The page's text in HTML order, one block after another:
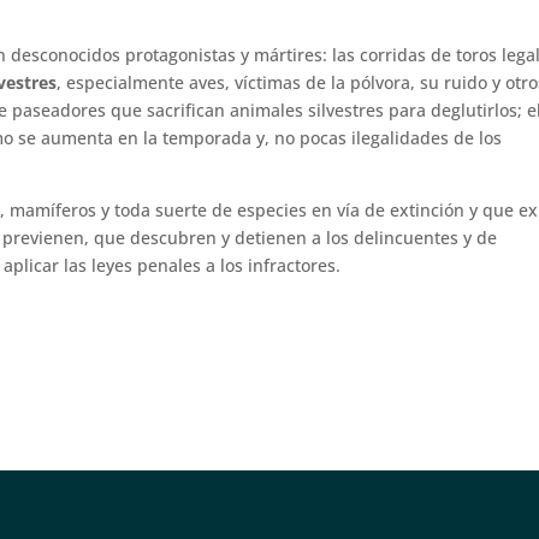
desconocidos protagonistas y mártires: las corridas de toros
, especialmente aves, víctimas de la pólvora, su ruido y
paseadores que sacrifican animales silvestres para deglutirlos;
se aumenta en la temporada y, no pocas ilegalidades de los
y toda suerte de especies en vía de extinción y que
que descubren y detienen a los delincuentes y de
las leyes penales a los infractores.